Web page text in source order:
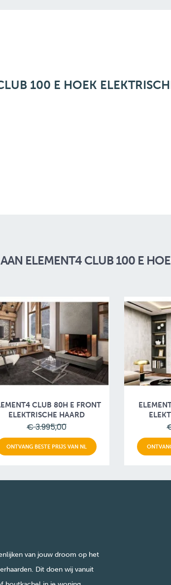
100 E HOEK
ELEMENT4 CLUB 100 E
CLUB 80H E FRONT
ELEKTRISCHE HAARD
€ 3.995,00
ONTVANG BESTE PRIJS VAN NL
van jouw droom op het
Dit doen wij vanuit